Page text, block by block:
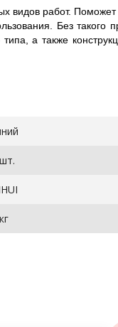
работ.
Без такого
а также